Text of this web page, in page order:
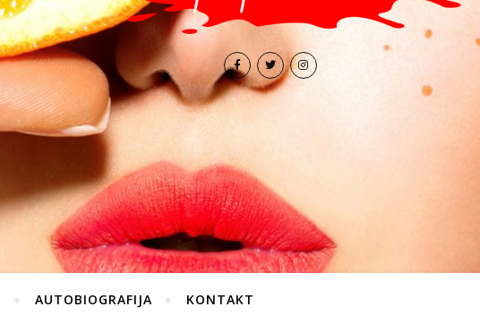
AUTOBIOGRAFIJA KONTAKT